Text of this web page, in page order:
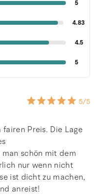
5
4.83
4.5
5
5/5
Preis. Die Lage
schön mit dem
nur wenn nicht
ist dicht zu machen,
anreist!